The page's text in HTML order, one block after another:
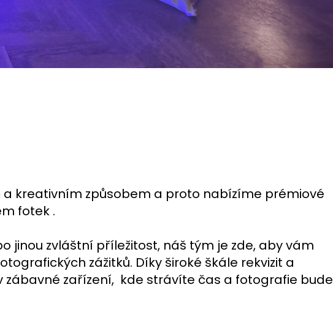
a kreativním způsobem a proto nabízíme prémiové
fotek .
jinou zvláštní příležitost, náš tým je zde, aby vám
zážitků. Díky široké škále rekvizit a
zařízení, kde strávíte čas a fotografie bude